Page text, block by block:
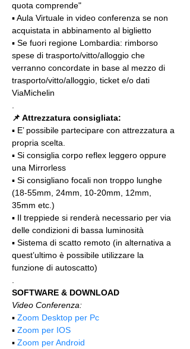
quota comprende"
▪️ Aula Virtuale in video conferenza se non
acquistata in abbinamento al biglietto
▪️ Se fuori regione Lombardia: rimborso
spese di trasporto/vitto/alloggio che
verranno concordate in base al mezzo di
trasporto/vitto/alloggio, ticket e/o dati
ViaMichelin
📌 Attrezzatura consigliata:
▪️ E’ possibile partecipare con attrezzatura a
propria scelta.
▪️ Si consiglia corpo reflex leggero oppure
una Mirrorless
▪️ Si consigliano focali non troppo lunghe
(18-55mm, 24mm, 10-20mm, 12mm,
35mm etc.)
▪️ Il treppiede si renderà necessario per via
delle condizioni di bassa luminosità
▪️ Sistema di scatto remoto (in alternativa a
quest’ultimo è possibile utilizzare la
funzione di autoscatto)
SOFTWARE & DOWNLOAD
Video Conferenza:
▪️ Zoom Desktop per Pc
▪️ Zoom per IOS
▪️ Zoom per Android